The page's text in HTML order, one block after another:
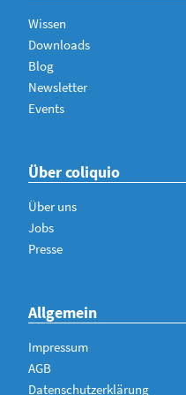
Wissen
Downloads
Blog
Newsletter
Events
Über coliquio
Über uns
Jobs
Presse
Allgemein
Impressum
AGB
Datenschutzerklärung